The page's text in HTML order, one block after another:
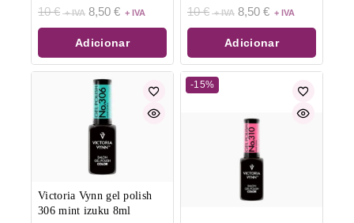
0
de
5
10€ 8,50 €
Adicionar
0
de
5
10€ 8,50 €
Adicionar
Victoria Vynn gel polish
306 mint izuku 8ml
-15%